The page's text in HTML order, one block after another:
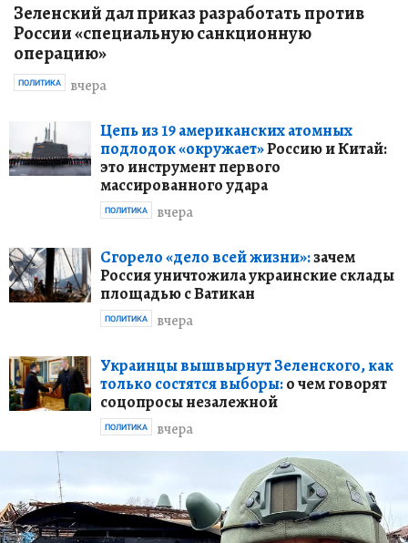
Зеленский дал приказ разработать против
России «специальную санкционную
операцию»
вчера
ПОЛИТИКА
Цепь из 19 американских атомных
подлодок «окружает»Россию и Китай:
это инструмент первого
массированного удара
вчера
ПОЛИТИКА
Сгорело «дело всей жизни»:зачем
Россия уничтожила украинские склады
площадью с Ватикан
вчера
ПОЛИТИКА
Украинцы вышвырнут Зеленского, как
только состятся выборы:о чем говорят
соцопросы незалежной
вчера
ПОЛИТИКА